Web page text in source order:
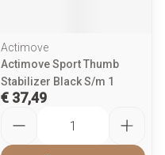
Actimove
Actimove Sport Thumb
Stabilizer Black S/m 1
€ 37,49